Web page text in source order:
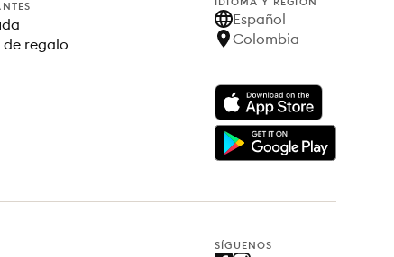
regalo
Español
Colombia
SÍGUENOS